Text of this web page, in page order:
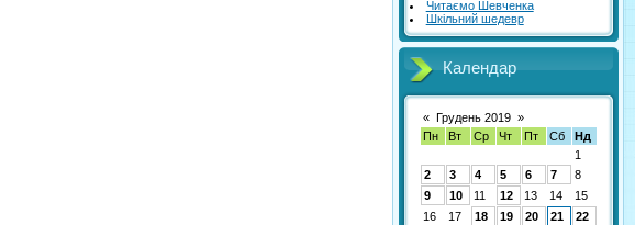
Читаємо Шевченка
Шкільний шедевр
Календар
« Грудень 2019 »
Пн
Вт Ср Чт Пт Сб
Нд
1
2
3 4 5 6 7
8
9
10 11 12 13 14
15
16
17 18 19 20 21
22